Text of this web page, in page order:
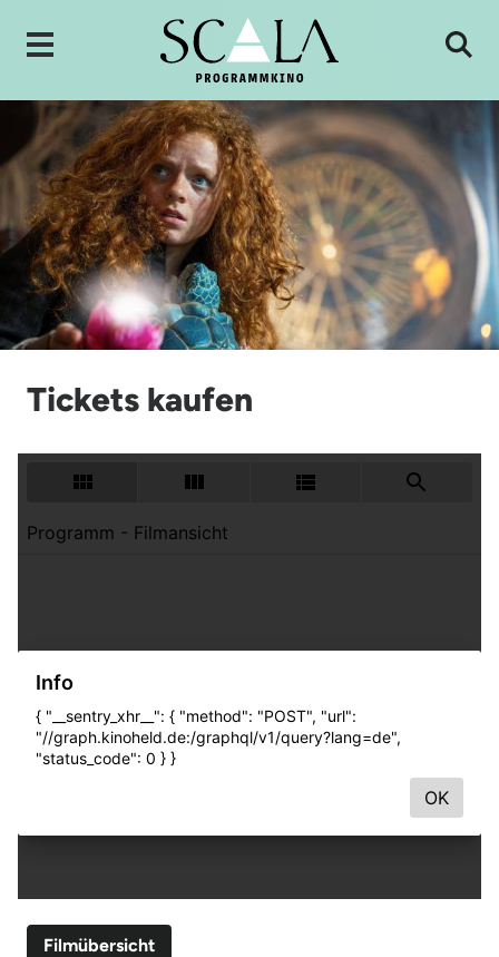
Tickets kaufen
Filmübersicht